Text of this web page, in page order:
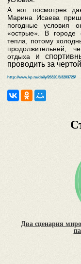
А вот посмотрев
Марина Исаева
погодные условия
«острые». В городе
тепла, потому
продолжительней,
отдыха и
проводить за
http://www.kp.ru/daily/26320.5/3203725/
Два сценария